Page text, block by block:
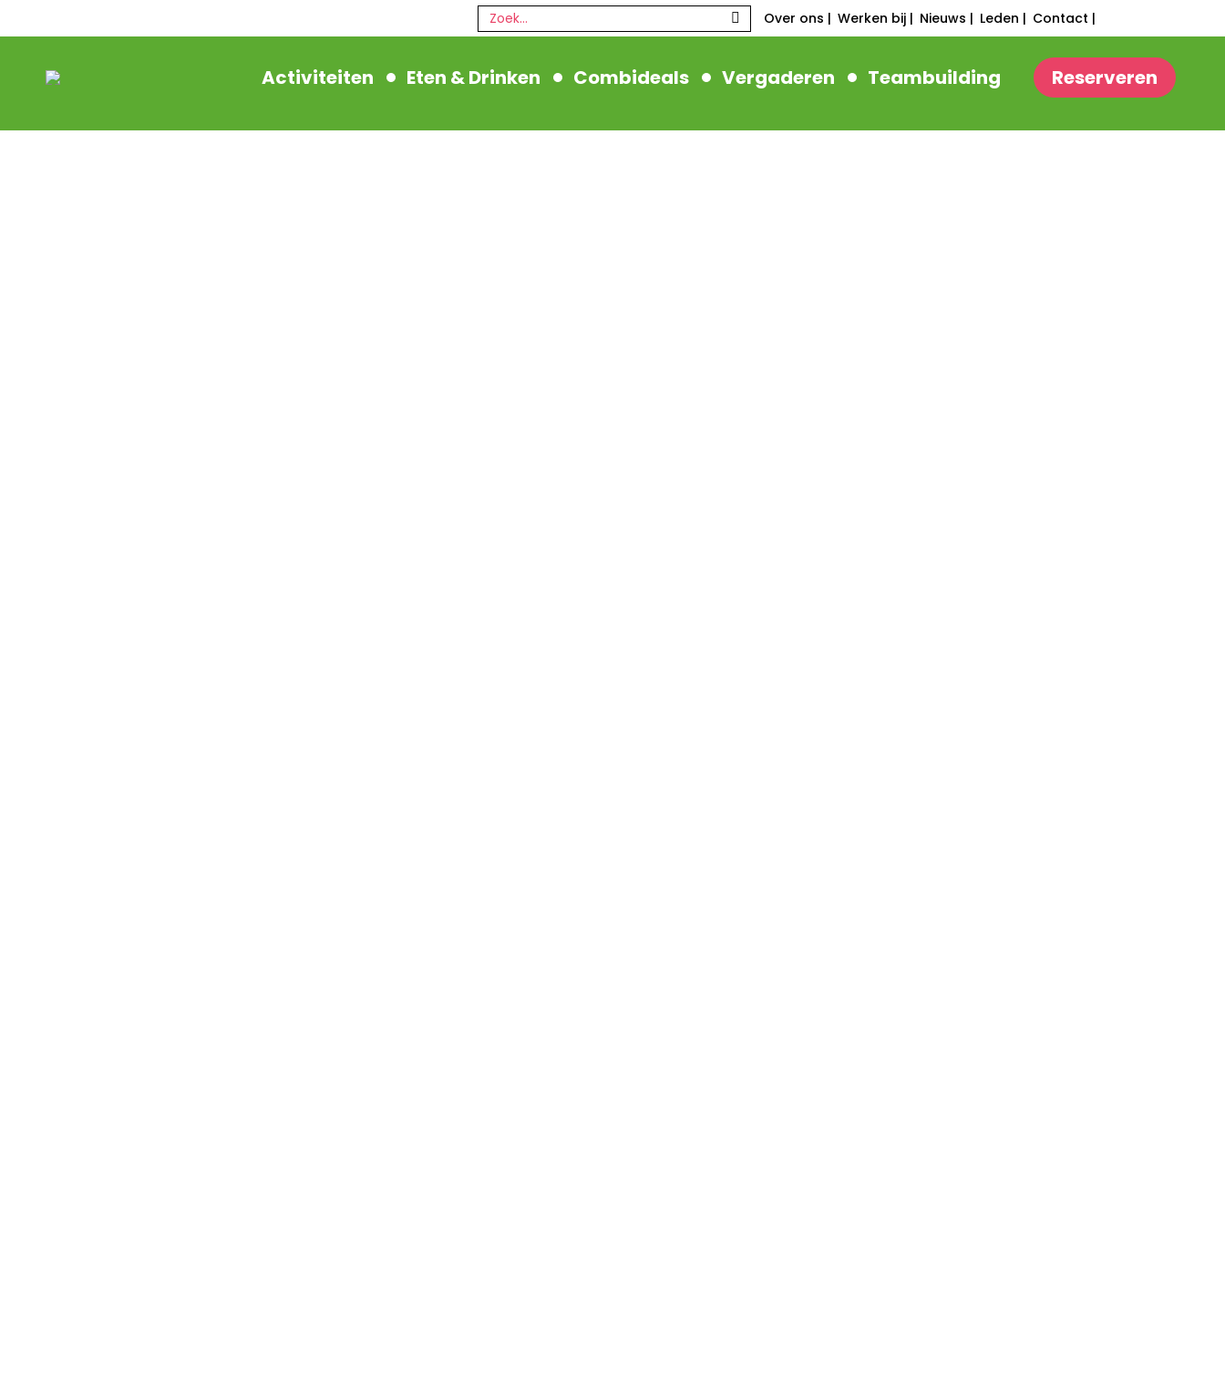
Zoeken: Over ons | Werken bij | Nieuws | Leden | Contact |
Activiteiten Eten & Drinken Combideals Vergaderen Teambuilding Reserveren